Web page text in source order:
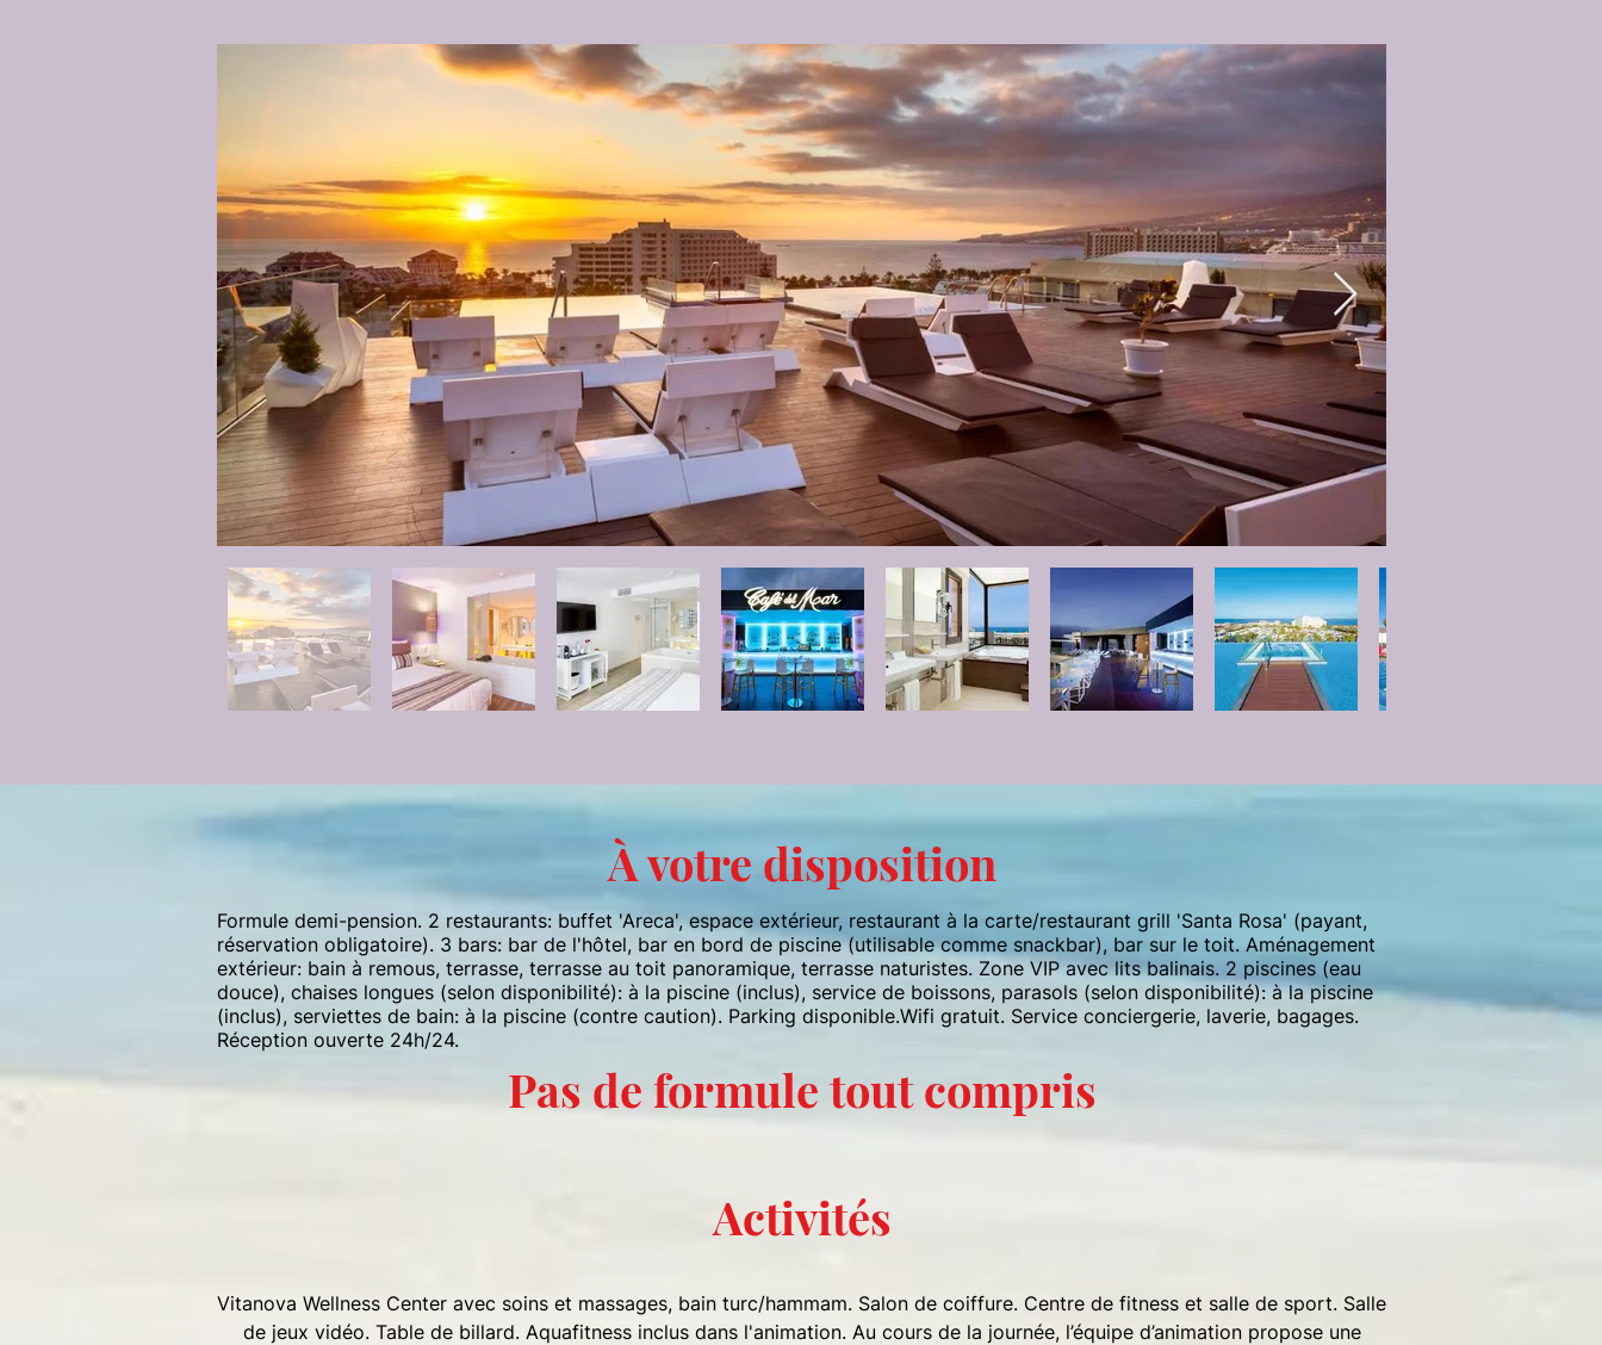
À votre disposition
Pas de formule tout compris
Activités
Formule demi-pension. 2 restaurants: buffet 'Areca', espace extérieur, restaurant à la carte/restaurant grill 'Santa Rosa' (payant,
réservation obligatoire). 3 bars: bar de l'hôtel, bar en bord de piscine (utilisable comme snackbar), bar sur le toit. Aménagement
extérieur: bain à remous, terrasse, terrasse au toit panoramique, terrasse naturistes. Zone VIP avec lits balinais. 2 piscines (eau
douce), chaises longues (selon disponibilité): à la piscine (inclus), service de boissons, parasols (selon disponibilité): à la piscine
(inclus), serviettes de bain: à la piscine (contre caution). Parking disponible.Wifi gratuit. Service conciergerie, laverie, bagages.
Réception ouverte 24h/24.
Vitanova Wellness Center avec soins et massages, bain turc/hammam. Salon de coiffure. Centre de fitness et salle de sport. Salle
de jeux vidéo. Table de billard. Aquafitness inclus dans l'animation. Au cours de la journée, l’équipe d’animation propose une